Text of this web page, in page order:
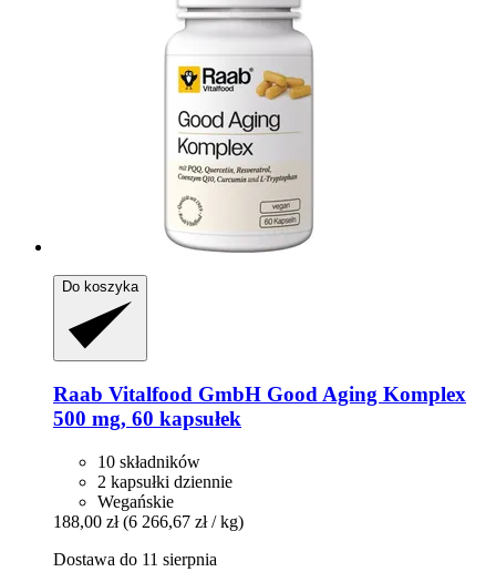
Do koszyka
Raab Vitalfood GmbH Good Aging Komplex
500 mg, 60 kapsułek
10 składników
2 kapsułki dziennie
Wegańskie
188,00 zł (6 266,67 zł / kg)
Dostawa do 11 sierpnia